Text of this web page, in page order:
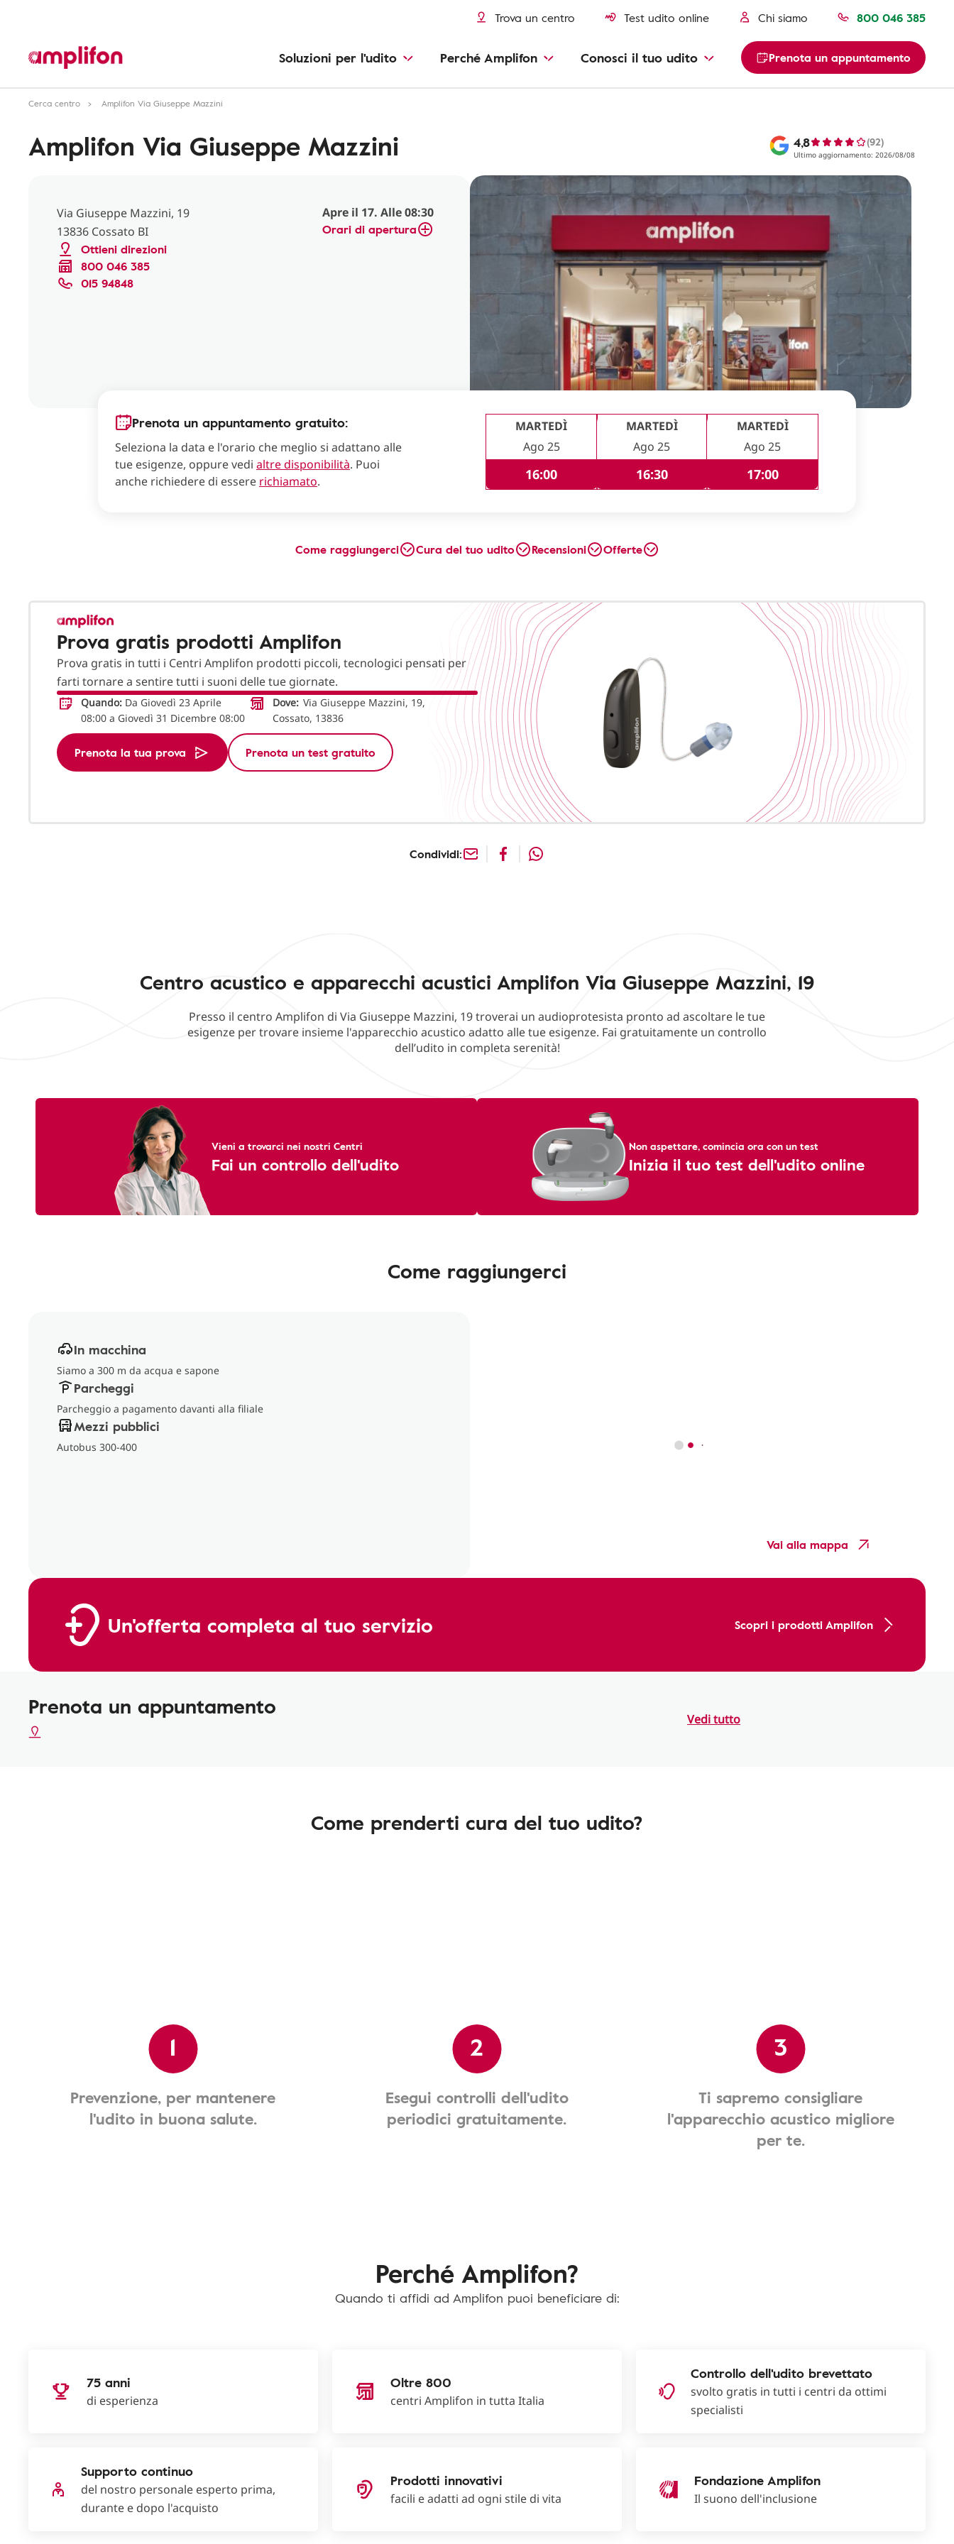
Trova un centro Test udito online Chi siamo 800 046 385
Soluzioni per l'udito Perché Amplifon Conosci il tuo udito Prenota un appuntamento
Cerca centro Amplifon Via Giuseppe Mazzini
Amplifon Via Giuseppe Mazzini 4,8 (92)
Ultimo aggiornamento: 2026/08/08
Via Giuseppe Mazzini, 19
13836 Cossato BI
Ottieni direzioni
800 046 385
015 94848
Apre il 17. Alle 08:30
Orari di apertura
Prenota un appuntamento gratuito:
Seleziona la data e l'orario che meglio si adattano alle
tue esigenze, oppure vedi altre disponibilità. Puoi
anche richiedere di essere richiamato.
MARTEDÌ
Ago 25
16:00
MARTEDÌ
Ago 25
16:30
MARTEDÌ
Ago 25
17:00
Come raggiungerci Cura del tuo udito Recensioni Offerte
Prova gratis prodotti Amplifon
Prova gratis in tutti i Centri Amplifon prodotti piccoli, tecnologici pensati per
farti tornare a sentire tutti i suoni delle tue giornate.
Quando: Da Giovedì 23 Aprile
08:00 a Giovedì 31 Dicembre 08:00
Dove: Via Giuseppe Mazzini, 19,
Cossato, 13836
Prenota la tua prova Prenota un test gratuito
Condividi:
Centro acustico e apparecchi acustici Amplifon Via Giuseppe Mazzini, 19
Presso il centro Amplifon di Via Giuseppe Mazzini, 19 troverai un audioprotesista pronto ad ascoltare le tue
esigenze per trovare insieme l'apparecchio acustico adatto alle tue esigenze. Fai gratuitamente un controllo
dell’udito in completa serenità!
Vieni a trovarci nei nostri Centri
Fai un controllo dell'udito
Non aspettare, comincia ora con un test
Inizia il tuo test dell'udito online
Come raggiungerci
In macchina
Siamo a 300 m da acqua e sapone
Parcheggi
Parcheggio a pagamento davanti alla filiale
Mezzi pubblici
Autobus 300-400
Vai alla mappa
Un'offerta completa al tuo servizio Scopri i prodotti Amplifon
Prenota un appuntamento Vedi tutto
Come prenderti cura del tuo udito?
1
Prevenzione, per mantenere
l'udito in buona salute.
2
Esegui controlli dell'udito
periodici gratuitamente.
3
Ti sapremo consigliare
l'apparecchio acustico migliore
per te.
Perché Amplifon?
Quando ti affidi ad Amplifon puoi beneficiare di:
75 anni
di esperienza
Oltre 800
centri Amplifon in tutta Italia
Controllo dell'udito brevettato
svolto gratis in tutti i centri da ottimi
specialisti
Supporto continuo
del nostro personale esperto prima,
durante e dopo l'acquisto
Prodotti innovativi
facili e adatti ad ogni stile di vita
Fondazione Amplifon
Il suono dell'inclusione